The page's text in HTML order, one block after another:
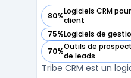
80%Logiciels CRM
client
— voir Tribe CRM dans
75%Logiciels de
— voir Tribe CRM
70%Outils de
de leads
— voir Tribe CRM dans
Tribe CRM est un